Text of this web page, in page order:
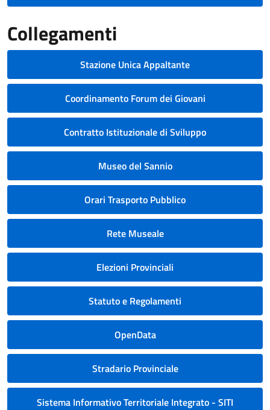
Collegamenti
Stazione Unica Appaltante
Coordinamento Forum dei Giovani
Contratto Istituzionale di Sviluppo
Museo del Sannio
Orari Trasporto Pubblico
Rete Museale
Elezioni Provinciali
Statuto e Regolamenti
OpenData
Stradario Provinciale
Sistema Informativo Territoriale Integrato - SITI